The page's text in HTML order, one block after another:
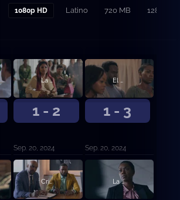
1080p HD Latino 720 MB 128
1 - 2
La poda
Sep. 20, 2024
1 - 3
El velatorio
Sep. 20, 2024
Crisis La decisión